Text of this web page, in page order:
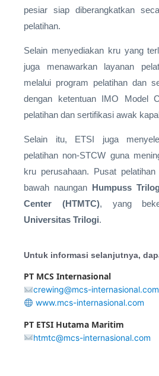
pesiar siap diberangkatkan
pelatihan.
Selain menyediakan kru yang
juga menawarkan layanan
melalui program pelatihan dan
dengan ketentuan IMO Model
pelatihan dan sertifikasi awak
Selain itu, ETSI juga
pelatihan non-STCW guna
kru perusahaan. Pusat
bawah naungan Humpuss
Center (HTMTC), yang
Universitas Trilogi.
Untuk informasi selanjutnya,
PT MCS Internasional
crewing@mcs-internasional.com
www.mcs-internasional.com
PT ETSI Hutama Maritim
htmtc@mcs-internasional.com